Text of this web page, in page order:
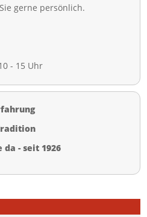
gerne persönlich.
- 15 Uhr
- seit 1926